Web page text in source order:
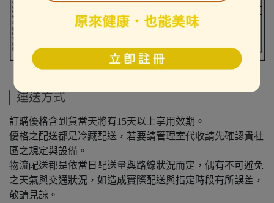
運送方式
訂購優格含到貨當天將有15天以上享用效期。
優格之配送都是冷藏配送，若要請管理室代收請先確認貴社
區之規定與設備。
物流配送都是依當日配送量與路線狀況而定，偶有不可避免
之天氣與交通狀況，如造成實際配送與指定時段有所誤差，
敬請見諒。